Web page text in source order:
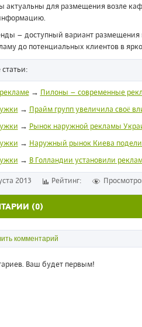
актуальны для размещения возле
– доступный вариант
до потенциальных клиентов в
→ Пилоны – современные
→ Прайм групп увеличила своё
→ Рынок наружной рекламы
→ Наружный рынок Киева
→ В Голландии установили
2013 Рейтинг:
(0)
комментарий
Ваш будет первым!